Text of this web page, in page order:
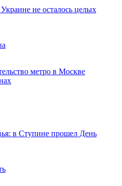
не осталось целых
метро в Москве
в Ступине прошел День